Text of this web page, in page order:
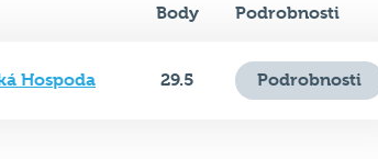
Body Podrobnosti
Hospoda 29.5 Podrobnosti